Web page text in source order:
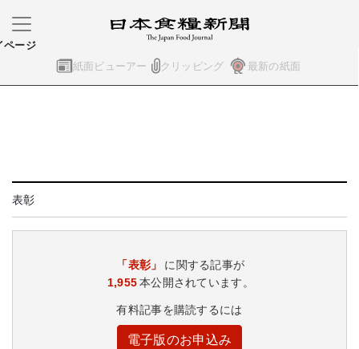
紙面ビューアー クリッピング 最新の紙面
ページ
表彰
「表彰」
に関する記事が
1,955本公開されています。
有料記事を購読するには
電子版のお申込み